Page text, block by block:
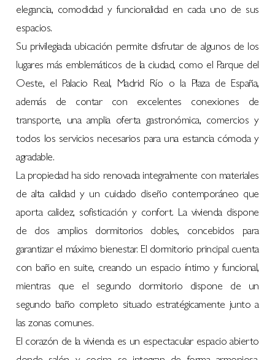
elegancia, comodidad y funcionalidad en cada uno de sus
espacios.
Su privilegiada ubicación permite disfrutar de algunos de los
lugares más emblemáticos de la ciudad, como el Parque del
Oeste, el Palacio Real, Madrid Río o la Plaza de España,
además de contar con excelentes conexiones de
transporte, una amplia oferta gastronómica, comercios y
todos los servicios necesarios para una estancia cómoda y
agradable.
La propiedad ha sido renovada integralmente con materiales
de alta calidad y un cuidado diseño contemporáneo que
aporta calidez, sofisticación y confort. La vivienda dispone
de dos amplios dormitorios dobles, concebidos para
garantizar el máximo bienestar. El dormitorio principal cuenta
con baño en suite, creando un espacio íntimo y funcional,
mientras que el segundo dormitorio dispone de un
segundo baño completo situado estratégicamente junto a
las zonas comunes.
El corazón de la vivienda es un espectacular espacio abierto